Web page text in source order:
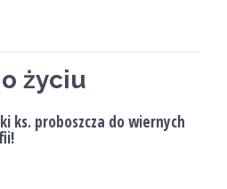
życiu
ks. proboszcza do wiernych